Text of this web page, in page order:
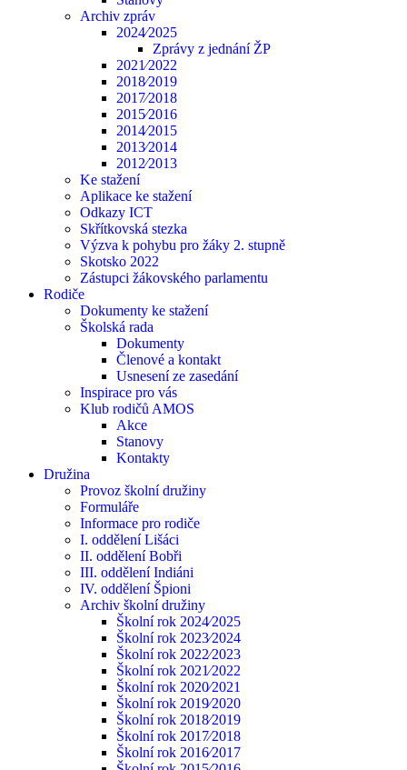
Archiv zpráv
2024⁄2025
Zprávy z jednání ŽP
2021⁄2022
2018⁄2019
2017⁄2018
2015⁄2016
2014⁄2015
2013⁄2014
2012⁄2013
Ke stažení
Aplikace ke stažení
Odkazy ICT
Skřítkovská stezka
Výzva k pohybu pro žáky 2. stupně
Skotsko 2022
Zástupci žákovského parlamentu
Rodiče
Dokumenty ke stažení
Školská rada
Dokumenty
Členové a kontakt
Usnesení ze zasedání
Inspirace pro vás
Klub rodičů AMOS
Akce
Stanovy
Kontakty
Družina
Provoz školní družiny
Formuláře
Informace pro rodiče
I. oddělení Lišáci
II. oddělení Bobři
III. oddělení Indiáni
IV. oddělení Špioni
Archiv školní družiny
Školní rok 2024⁄2025
Školní rok 2023⁄2024
Školní rok 2022⁄2023
Školní rok 2021⁄2022
Školní rok 2020⁄2021
Školní rok 2019⁄2020
Školní rok 2018⁄2019
Školní rok 2017⁄2018
Školní rok 2016⁄2017